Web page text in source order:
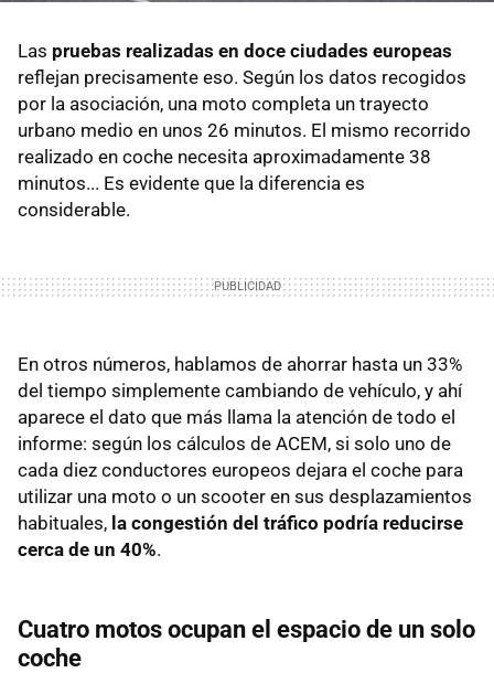
Las pruebas realizadas en doce ciudades europeas
reflejan precisamente eso. Según los datos recogidos
por la asociación, una moto completa un trayecto
urbano medio en unos 26 minutos. El mismo recorrido
realizado en coche necesita aproximadamente 38
minutos... Es evidente que la diferencia es
considerable.
En otros números, hablamos de ahorrar hasta un 33%
del tiempo simplemente cambiando de vehículo, y ahí
aparece el dato que más llama la atención de todo el
informe: según los cálculos de ACEM, si solo uno de
cada diez conductores europeos dejara el coche para
utilizar una moto o un scooter en sus desplazamientos
habituales, la congestión del tráfico podría reducirse
cerca de un 40%.
Cuatro motos ocupan el espacio de un solo
coche